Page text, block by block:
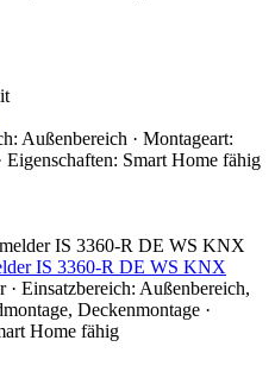
Außenbereich · Montageart:
Eigenschaften: Smart Home fähig
IS 3360-R DE WS KNX
· Einsatzbereich: Außenbereich,
Deckenmontage ·
Home fähig